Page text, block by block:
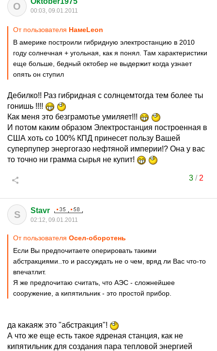
O 00:03, 09.01.2011
От пользователя HaмeLeon
В америке построили гибридную электростанцию в 2010
году солнечная + угольная, как я понял. Там характеристики
еще больше, бедный октобер не выдержит когда узнает
опять он ступил
Дебилко!! Раз гибридная с солнцемтогда тем более ты
гонишь !!!!
Как меня это безграмотье умиляет!!!
И потом каким образом Электростанция построенная в
США хоть со 100% КПД принесет пользу Вашей
суперпупер энергогазо нефтяной империи!? Она у вас
то точно ни грамма сырья не купит!
3/ 2
S Stavr
02:12, 09.01.2011
От пользователя Осел-оборотень
Если Вы предпочитаете оперировать такими
абстракциями..то и рассуждать не о чем, вряд ли Вас что-то
впечатлит.
Я же предпочитаю считать, что АЭС - сложнейшее
сооружение, а кипятильник - это простой прибор.
да какаяж это "абстракция"!
А что же еще есть такое ядреная станция, как не
кипятильник для создания пара тепловой энергией